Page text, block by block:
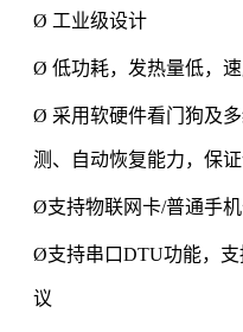
Ø 工业级设计
Ø 低功耗，发热量低，
Ø 采用软硬件看门狗及
测、自动恢复能力，保
Ø支持物联网卡/普通手
Ø支持串口DTU功能，
议